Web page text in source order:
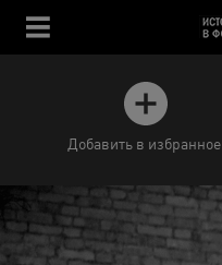
Добавить в избранное